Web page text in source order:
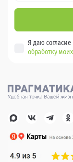
Я даю
обработку